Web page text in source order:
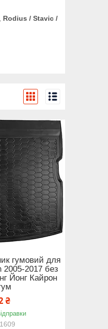
Rodius / Stavic /
гумовий для
2005-2017 без
Йонг Кайрон
₴